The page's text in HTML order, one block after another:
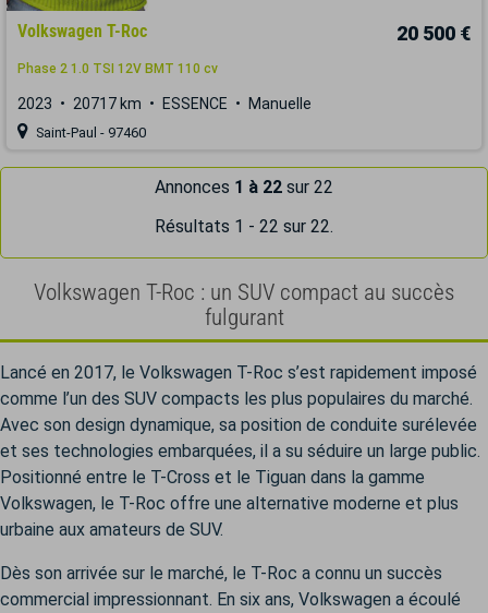
Volkswagen T-Roc 20 500 €
Phase 2 1.0 TSI 12V BMT 110 cv
2023 20717 km ESSENCE Manuelle
Saint-Paul - 97460
Annonces 1 à 22 sur 22
Résultats 1 - 22 sur 22.
Volkswagen T-Roc : un SUV compact au succès
fulgurant
Lancé en 2017, le Volkswagen T-Roc s’est rapidement imposé
comme l’un des SUV compacts les plus populaires du marché.
Avec son design dynamique, sa position de conduite surélevée
et ses technologies embarquées, il a su séduire un large public.
Positionné entre le T-Cross et le Tiguan dans la gamme
Volkswagen, le T-Roc offre une alternative moderne et plus
urbaine aux amateurs de SUV.
Dès son arrivée sur le marché, le T-Roc a connu un succès
commercial impressionnant. En six ans, Volkswagen a écoulé